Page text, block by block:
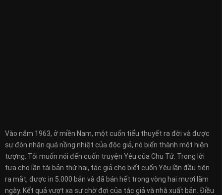
Vào năm 1963, ở miền Nam, một cuốn tiểu thuyết ra đời và được
sự đón nhận quá nồng nhiệt của độc giả, nó biến thành một hiện
tượng. Tôi muốn nói đến cuốn truyện Yêu của Chu Tử. Trong lời
tựa cho lần tái bản thứ hai, tác giả cho biết cuốn Yêu lần đầu tiên
ra mắt, được in 5.000 bản và đã bán hết trong vòng hai mươi lăm
ngày. Kết quả vượt xa sự chờ đợi của tác giả và nhà xuất bản. Điều